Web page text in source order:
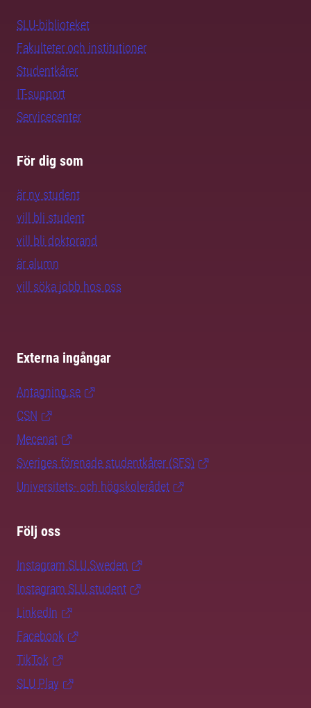
SLU-biblioteket
Fakulteter och institutioner
Studentkårer
IT-support
Servicecenter
För dig som
är ny student
vill bli student
vill bli doktorand
är alumn
vill söka jobb hos oss
Externa ingångar
Antagning.se
CSN
Mecenat
Sveriges förenade studentkårer (SFS)
Universitets- och högskolerådet
Följ oss
Instagram SLU.Sweden
Instagram SLU.student
LinkedIn
Facebook
TikTok
SLU Play